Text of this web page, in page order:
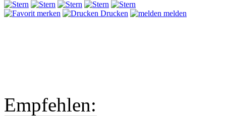
merken Drucken melden
Empfehlen: